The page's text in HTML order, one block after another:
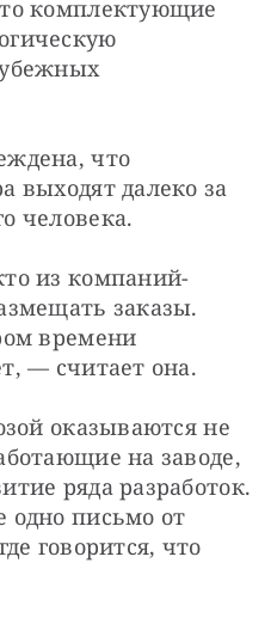
комплектующие
что
выходят далеко за
человека.
из компаний-
заказы.
времени
— считает она.
оказываются не
на заводе,
ряда разработок.
одно письмо от
говорится, что